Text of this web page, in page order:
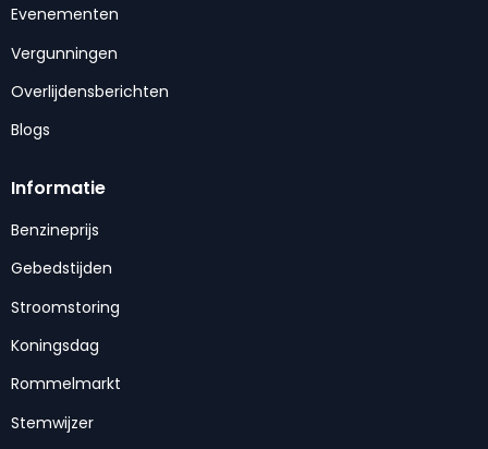
Evenementen
Vergunningen
Overlijdensberichten
Blogs
Informatie
Benzineprijs
Gebedstijden
Stroomstoring
Koningsdag
Rommelmarkt
Stemwijzer